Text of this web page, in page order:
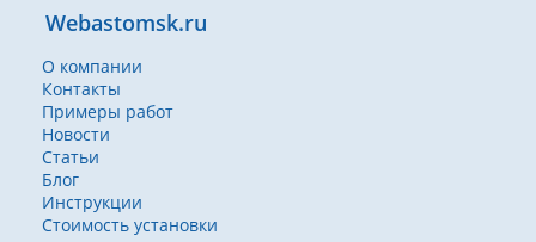
Webastomsk.ru
О компании
Контакты
Примеры работ
Новости
Статьи
Блог
Инструкции
Стоимость установки